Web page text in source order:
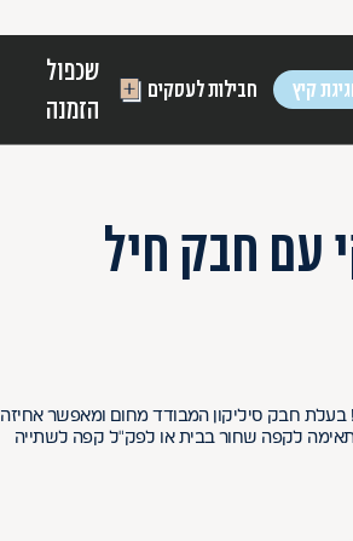
קיץ חבילות לעסקים
שכפול
הזמנה
עם חבק חיל
חבק סיליקון המבודד מחום ומאפשר אחיזה
לקפה שחור בבית או לפק"ל קפה לשתייה